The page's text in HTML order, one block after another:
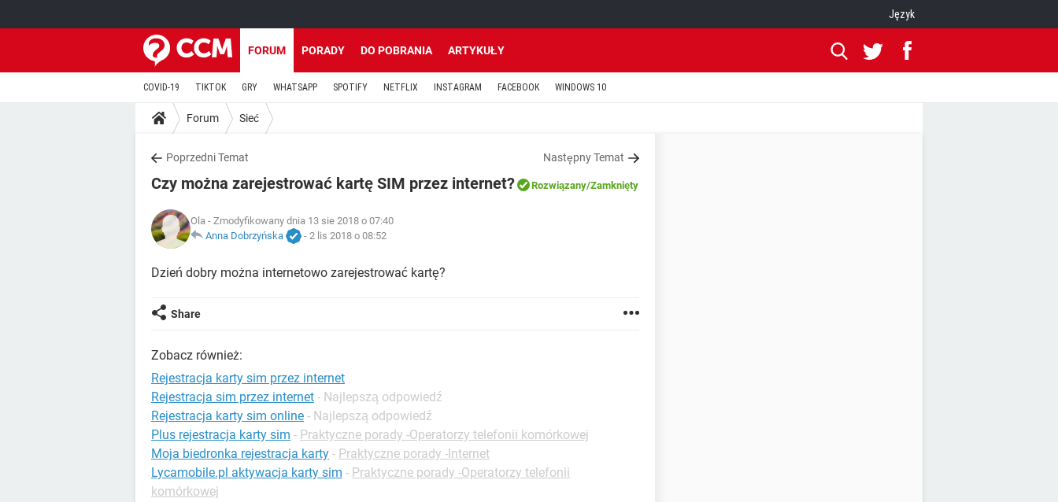
Język
FORUM PORADY DO POBRANIA ARTYKUŁY
COVID-19 TIKTOK GRY WHATSAPP SPOTIFY NETFLIX INSTAGRAM FACEBOOK WINDOWS 10
Forum Sieć
Poprzedni Temat Następny Temat
Czy można zarejestrować kartę SIM przez internet? Rozwiązany/Zamknięty
Ola - Zmodyfikowany dnia 13 sie 2018 o 07:40
Anna Dobrzyńska
- 2 lis 2018 o 08:52
Dzień dobry można internetowo zarejestrować kartę?
Share
Zobacz również:
Rejestracja karty sim przez internet
Rejestracja sim przez internet - Najlepszą odpowiedź
Rejestracja karty sim online - Najlepszą odpowiedź
Plus rejestracja karty sim - Praktyczne porady -Operatorzy telefonii komórkowej
Moja biedronka rejestracja karty - Praktyczne porady -Internet
Lycamobile.pl aktywacja karty sim - Praktyczne porady -Operatorzy telefonii
komórkowej